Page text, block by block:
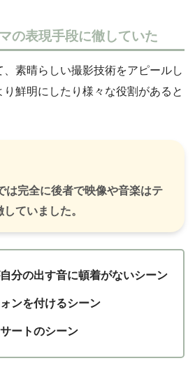
の表現手段に徹していた
素晴らしい撮影技術をアピールし
鮮明にしたり様々な役割があると
は完全に後者で映像や音楽はテ
ていました。
分の出す音に頓着がないシーン
ンを付けるシーン
ートのシーン